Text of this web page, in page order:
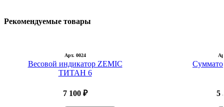
Рекомендуемые товары
Арт. 0024
Весовой индикатор ZEMIC
ТИТАН 6
7 100 ₽ 5